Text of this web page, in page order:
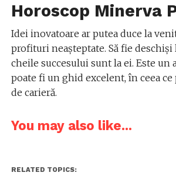
Horoscop Minerva
Idei inovatoare ar putea duce la
profituri neașteptate. Să fie deschiși
cheile succesului sunt la ei. Este un
poate fi un ghid excelent, în ceea
de carieră.
You may also like...
RELATED TOPICS: